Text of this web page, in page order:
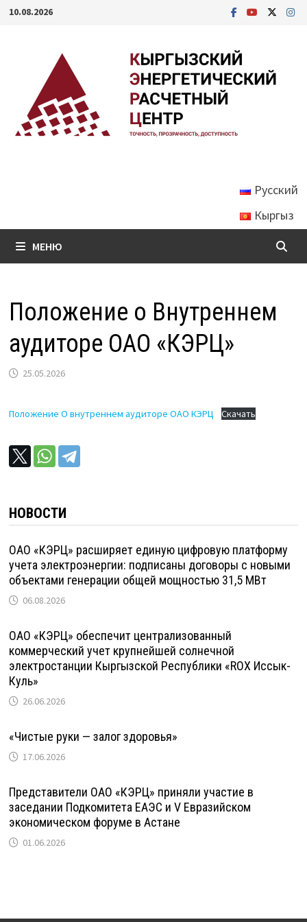
Перейти
10.08.2026
Русский
Кыргыз
МЕНЮ
Положение о Внутреннем
аудиторе ОАО «КЭРЦ»
25.05.2026
Положение О внутреннем аудиторе ОАО КЭРЦ Скачать
НОВОСТИ
ОАО «КЭРЦ» расширяет единую цифровую платформу
учета электроэнергии: подписаны договоры с новыми
объектами генерации общей мощностью 31,5 МВт
06.08.2026
ОАО «КЭРЦ» обеспечит централизованный
коммерческий учет крупнейшей солнечной
электростанции Кыргызской Республики «ROX Иссык-
Куль»
26.06.2026
«Чистые руки — залог здоровья»
17.06.2026
Представители ОАО «КЭРЦ» приняли участие в
заседании Подкомитета ЕАЭС и V Евразийском
экономическом форуме в Астане
01.06.2026